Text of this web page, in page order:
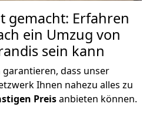
gemacht: Erfahren
ein Umzug von
sein kann
dass unser
Ihnen nahezu alles zu
Preisanbieten können.